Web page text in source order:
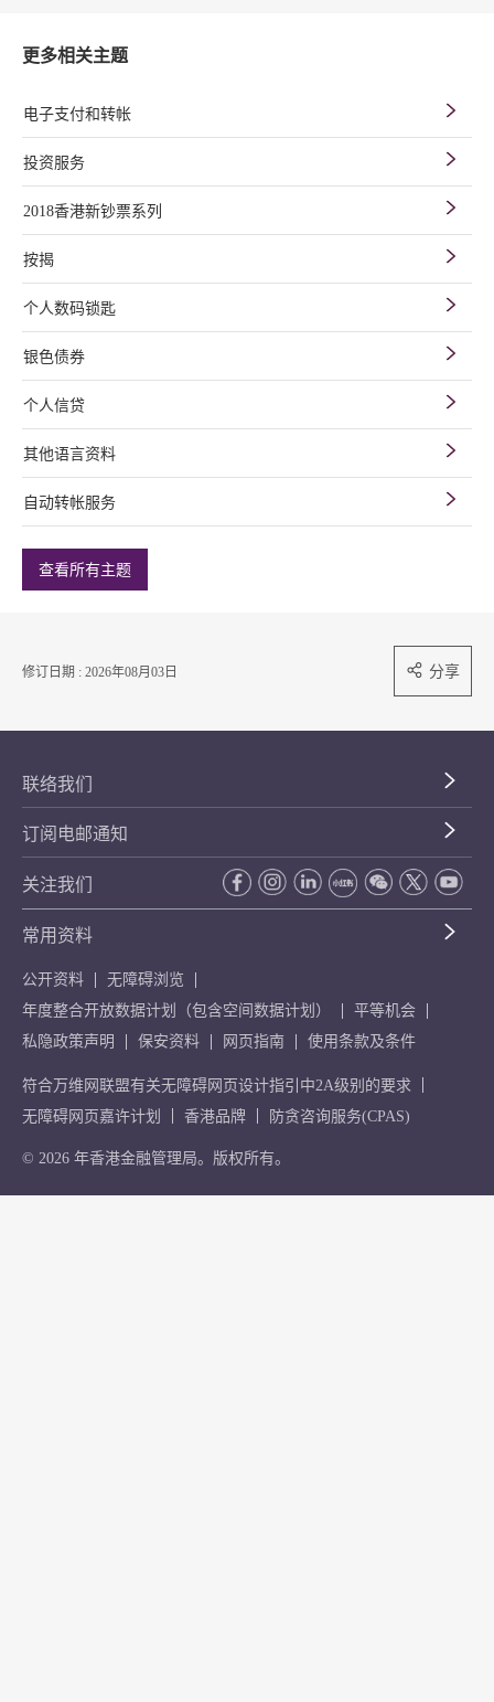
更多相关主题
电子支付和转帐
投资服务
2018香港新钞票系列
按揭
个人数码锁匙
银色债券
个人信贷
其他语言资料
自动转帐服务
查看所有主题
修订日期 : 2026年08月03日 分享
联络我们
订阅电邮通知
关注我们
常用资料
公开资料
无障碍浏览
年度整合开放数据计划（包含空间数据计划）
平等机会
私隐政策声明
保安资料 网页指南 使用条款及条件
符合万维网联盟有关无障碍网页设计指引中2A级别的要求
无障碍网页嘉许计划
香港品牌 防贪咨询服务(CPAS)
© 2026 年香港金融管理局。版权所有。